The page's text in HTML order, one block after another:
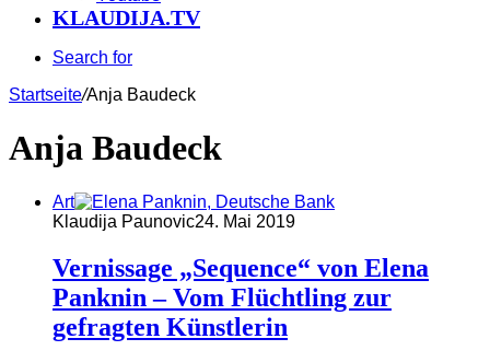
KLAUDIJA.TV
Search for
Startseite/Anja Baudeck
Anja Baudeck
Art
Klaudija Paunovic24. Mai 2019
Vernissage „Sequence“ von Elena
Panknin – Vom Flüchtling zur
gefragten Künstlerin